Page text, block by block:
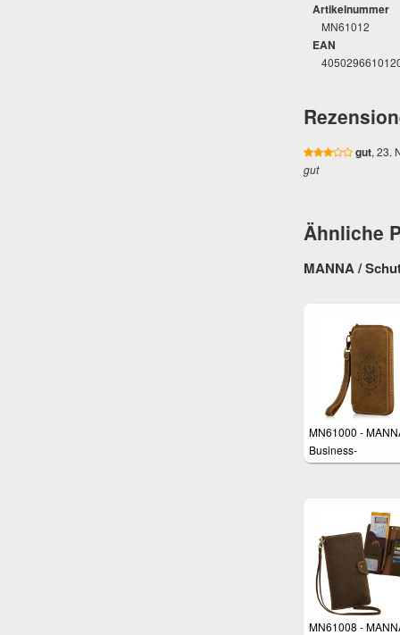
Artikelnummer
MN61012
EAN
gut, 23.
gut
Ähnliche
MANNA /
MN61000 -
Business-
MN61008 -